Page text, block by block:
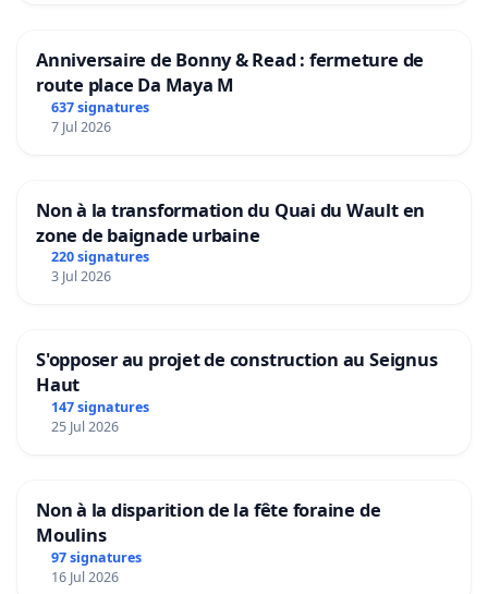
Anniversaire de Bonny & Read : fermeture de
route place Da Maya M
637 signatures
7 Jul 2026
Non à la transformation du Quai du Wault en
zone de baignade urbaine
220 signatures
3 Jul 2026
S'opposer au projet de construction au Seignus
Haut
147 signatures
25 Jul 2026
Non à la disparition de la fête foraine de
Moulins
97 signatures
16 Jul 2026